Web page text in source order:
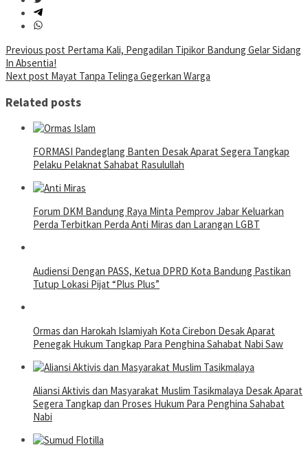
Post
navigation
Previous post Pertama Kali, Pengadilan Tipikor Bandung Gelar Sidang
In Absentia!
Next post Mayat Tanpa Telinga Gegerkan Warga
Related posts
FORMASI Pandeglang Banten Desak Aparat Segera Tangkap
Pelaku Pelaknat Sahabat Rasulullah
Forum DKM Bandung Raya Minta Pemprov Jabar Keluarkan
Perda Terbitkan Perda Anti Miras dan Larangan LGBT
Audiensi Dengan PASS, Ketua DPRD Kota Bandung Pastikan
Tutup Lokasi Pijat “Plus Plus”
Ormas dan Harokah Islamiyah Kota Cirebon Desak Aparat
Penegak Hukum Tangkap Para Penghina Sahabat Nabi Saw
Aliansi Aktivis dan Masyarakat Muslim Tasikmalaya Desak Aparat
Segera Tangkap dan Proses Hukum Para Penghina Sahabat
Nabi